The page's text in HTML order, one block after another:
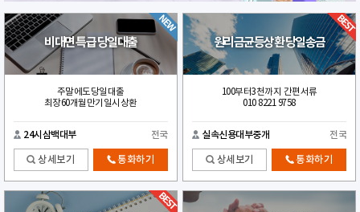
비대면 특급 당일대출
주말에도당일대출
최장60개월만기일시상환
24시삼백대부 전국
상세보기 통화하기
원리금균등상환 당일송금
100부터3천까지 간편서류
010 8221 9758
실속신용대부중개 전국
상세보기 통화하기